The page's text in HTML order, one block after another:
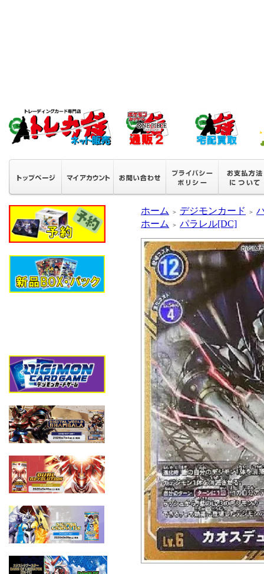
ホーム ＞ デジモンカード ＞
ホーム
＞ パラレル[DC]